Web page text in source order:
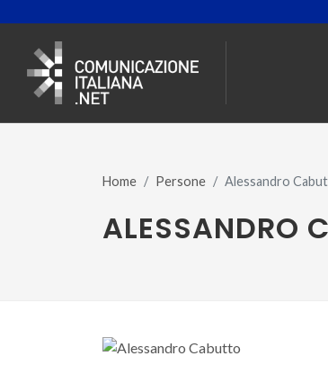
Home Persone Alessandro
ALESSANDRO